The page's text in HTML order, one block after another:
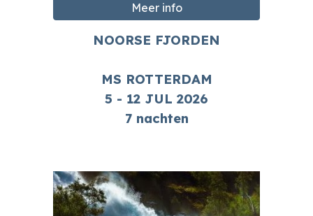
Meer info
NOORSE FJORDEN
MS ROTTERDAM
5 - 12 JUL 2026
7nachten